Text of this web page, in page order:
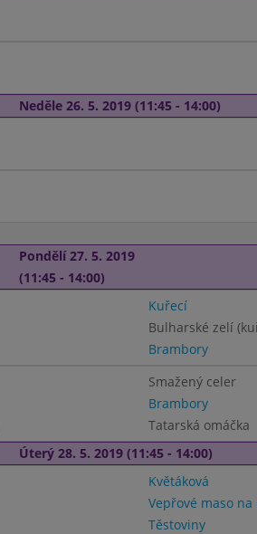
Neděle 26. 5. 2019 (11:45 - 14:00)
Pondělí 27. 5. 2019
(11:45 - 14:00)
Kuřecí
Bulharské zelí
Brambory
Smažený celer
Brambory
Tatarská omáčka
Úterý 28. 5. 2019 (11:45 - 14:00)
Květáková
Vepřové maso na
Těstoviny